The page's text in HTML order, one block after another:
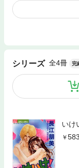
シリーズ 全4冊 完
いけ
583